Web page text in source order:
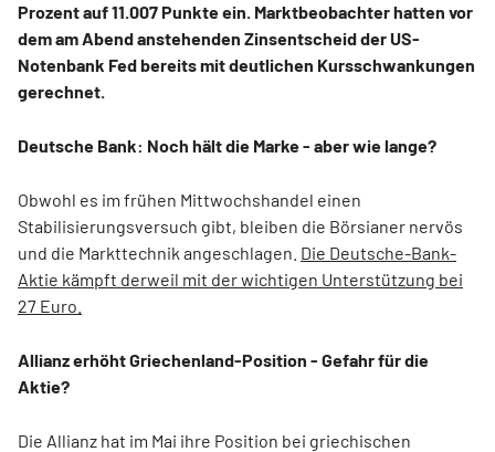
Prozent auf 11.007 Punkte ein. Marktbeobachter hatten vor
dem am Abend anstehenden Zinsentscheid der US-
Notenbank Fed bereits mit deutlichen Kursschwankungen
gerechnet.
Deutsche Bank: Noch hält die Marke - aber wie lange?
Obwohl es im frühen Mittwochshandel einen
Stabilisierungsversuch gibt, bleiben die Börsianer nervös
und die Markttechnik angeschlagen. Die Deutsche-Bank-
Aktie kämpft derweil mit der wichtigen Unterstützung bei
27 Euro.
Allianz erhöht Griechenland-Position - Gefahr für die
Aktie?
Die Allianz hat im Mai ihre Position bei griechischen